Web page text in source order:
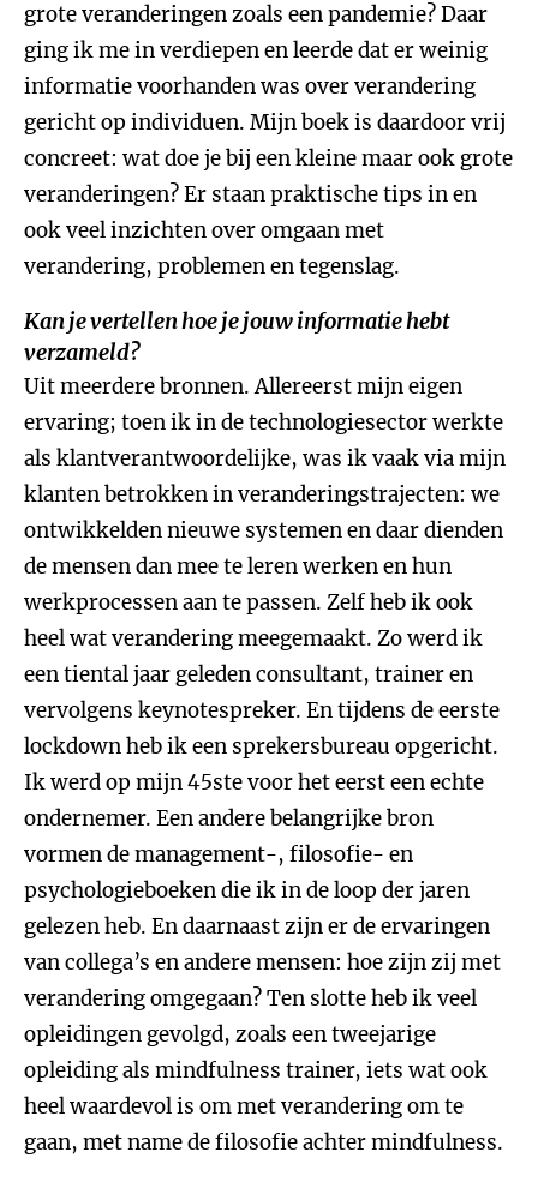
grote veranderingen zoals een pandemie? Daar
ging ik me in verdiepen en leerde dat er weinig
informatie voorhanden was over verandering
gericht op individuen. Mijn boek is daardoor vrij
concreet: wat doe je bij een kleine maar ook grote
veranderingen? Er staan praktische tips in en
ook veel inzichten over omgaan met
verandering, problemen en tegenslag.
Kan je vertellen hoe je jouw informatie hebt
verzameld?
Uit meerdere bronnen. Allereerst mijn eigen
ervaring; toen ik in de technologiesector werkte
als klantverantwoordelijke, was ik vaak via mijn
klanten betrokken in veranderingstrajecten: we
ontwikkelden nieuwe systemen en daar dienden
de mensen dan mee te leren werken en hun
werkprocessen aan te passen. Zelf heb ik ook
heel wat verandering meegemaakt. Zo werd ik
een tiental jaar geleden consultant, trainer en
vervolgens keynotespreker. En tijdens de eerste
lockdown heb ik een sprekersbureau opgericht.
Ik werd op mijn 45ste voor het eerst een echte
ondernemer. Een andere belangrijke bron
vormen de management-, filosofie- en
psychologieboeken die ik in de loop der jaren
gelezen heb. En daarnaast zijn er de ervaringen
van collega’s en andere mensen: hoe zijn zij met
verandering omgegaan? Ten slotte heb ik veel
opleidingen gevolgd, zoals een tweejarige
opleiding als mindfulness trainer, iets wat ook
heel waardevol is om met verandering om te
gaan, met name de filosofie achter mindfulness.